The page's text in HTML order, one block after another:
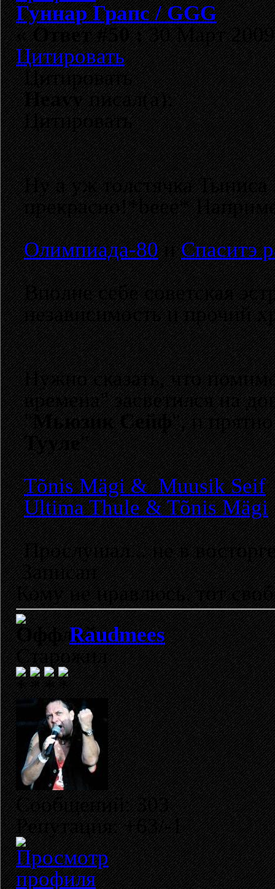
Гуннар Грапс / GGG
«Ответ #50 :30 Март
Цитировать
Цитировать
Heavyписал(а):
Цитировать
Ну а уж толстячка
прекрасно!*beee*
Олимпиада-80иСпаситэ
Вполне себе советская
независимость и прочий
Нужно сказать, что
времена" засветился на
"Мьюзик Сейф", и
Тууле"
Tõnis Mägi & Muusik Seif
Ultima Thule & Tõnis Mägi
Прослушал... не в
Записан
Кому не нравлюсь, тот
Raudmees
Старожил
Сообщений: 303
Репутация: +63/-1